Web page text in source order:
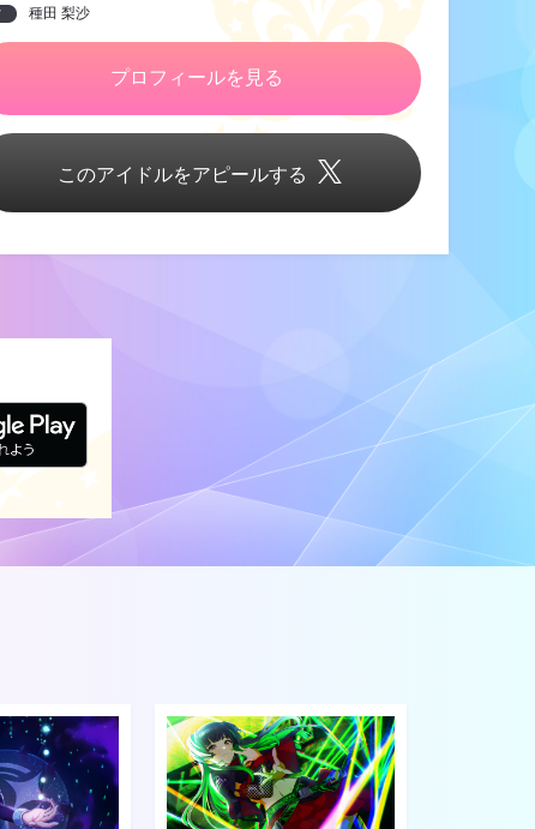
種田 梨沙
プロフィールを見る
このアイドルをアピールする